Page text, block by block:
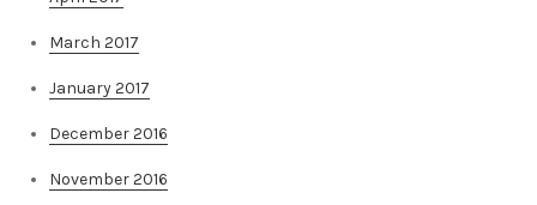
March 2017
January 2017
December 2016
November 2016